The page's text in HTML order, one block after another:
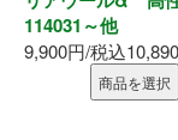
ホーム
初めての方へ
114031～他
9,900円/税込
商品を選択